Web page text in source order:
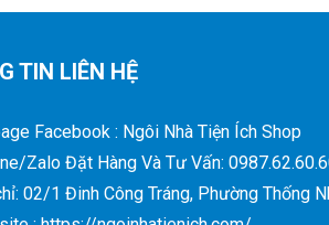
TIN LIÊN HỆ
Facebook : Ngôi Nhà Tiện Ích Shop
Zalo Đặt Hàng Và Tư Vấn:
02/1 Đinh Công Tráng, Phường Thống